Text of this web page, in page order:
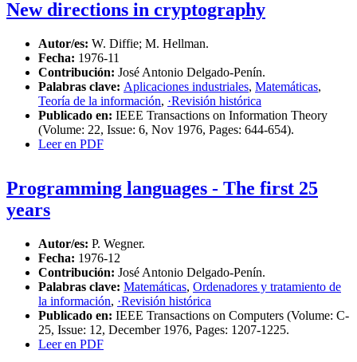
New directions in cryptography
Autor/es: W. Diffie; M. Hellman.
Fecha: 1976-11
Contribución: José Antonio Delgado-Penín.
Palabras clave: Aplicaciones industriales, Matemáticas,
Teoría de la información, ·Revisión histórica
Publicado en: IEEE Transactions on Information Theory
(Volume: 22, Issue: 6, Nov 1976, Pages: 644-654).
Leer en PDF
Programming languages - The first 25
years
Autor/es: P. Wegner.
Fecha: 1976-12
Contribución: José Antonio Delgado-Penín.
Palabras clave: Matemáticas, Ordenadores y tratamiento de
la información, ·Revisión histórica
Publicado en: IEEE Transactions on Computers (Volume: C-
25, Issue: 12, December 1976, Pages: 1207-1225.
Leer en PDF